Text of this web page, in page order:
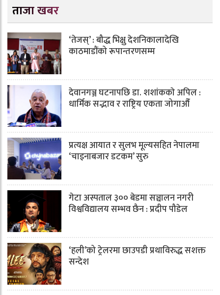
ताजा खबर
‘तेजस्’ : बौद्ध भिक्षु देशनिकालादेखि
काठमाडौंको रूपान्तरणसम्म
देवानगञ्ज घटनापछि डा. शशांककाे अपिल :
धार्मिक सद्भाव र राष्ट्रिय एकता जोगाऔँ
प्रत्यक्ष आयात र सुलभ मूल्यसहित नेपालमा
‘चाइनाबजार डटकम’ सुरु
गेटा अस्पताल ३०० बेडमा सञ्चालन नगरी
विश्वविद्यालय सम्भव छैन : प्रदीप पौडेल
‘हली’को ट्रेलरमा छाउपडी प्रथाविरुद्ध सशक्त
सन्देश